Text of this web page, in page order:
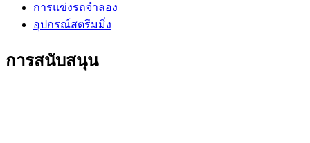
การแข่งรถจำลอง
อุปกรณ์สตรีมมิ่ง
การสนับสนุน